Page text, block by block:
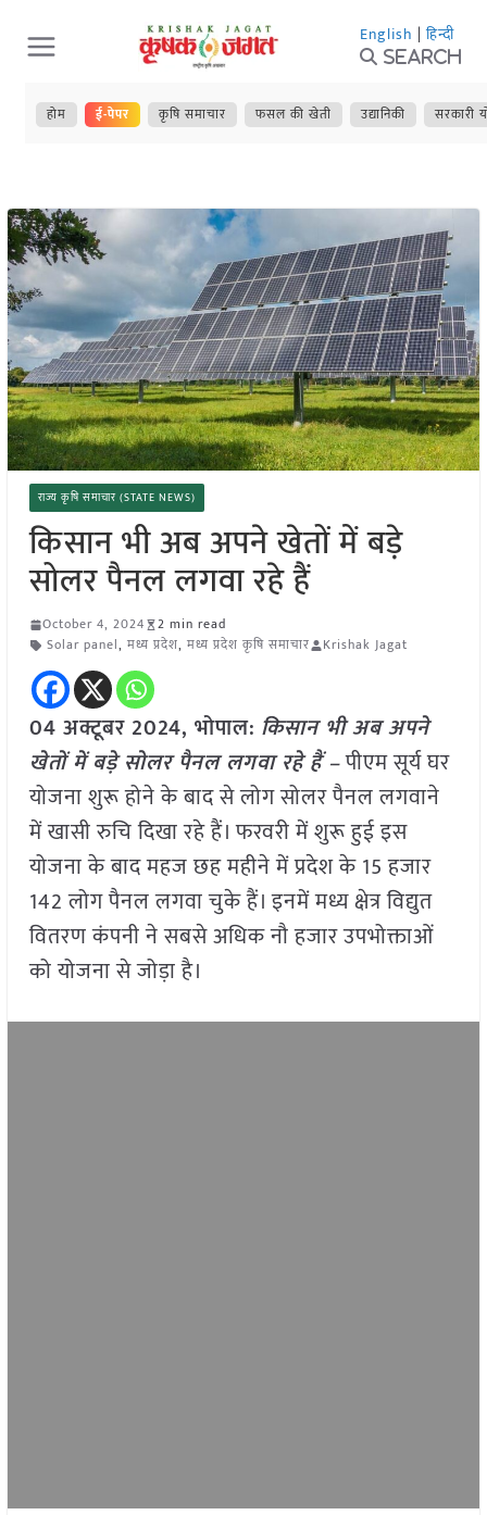
Skip
to
content
English | हिन्दी
Search
होम ई-पेपर कृषि समाचार फसल की खेती उद्यानिकी सरकारी
राज्य कृषि समाचार (STATE NEWS)
किसान भी अब अपने खेतों में बड़े
सोलर पैनल लगवा रहे हैं
October 4, 2024
2 min read
Solar panel, मध्य प्रदेश, मध्य प्रदेश कृषि समाचार Krishak Jagat
04 अक्टूबर 2024, भोपाल: किसान भी अब अपने
खेतों में बड़े सोलर पैनल लगवा रहे हैं –पीएम सूर्य घर
योजना शुरू होने के बाद से लोग सोलर पैनल लगवाने
में खासी रुचि दिखा रहे हैं। फरवरी में शुरू हुई इस
योजना के बाद महज छह महीने में प्रदेश के 15 हजार
142 लोग पैनल लगवा चुके हैं। इनमें मध्य क्षेत्र विद्युत
वितरण कंपनी ने सबसे अधिक नौ हजार उपभोक्ताओं
को योजना से जोड़ा है।